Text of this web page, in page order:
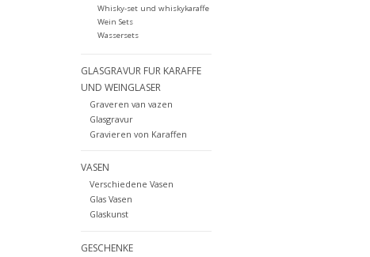
Whisky-set und whiskykaraffe
Wein Sets
Wassersets
GLASGRAVUR FUR KARAFFE
UND WEINGLASER
Graveren van vazen
Glasgravur
Gravieren von Karaffen
VASEN
Verschiedene Vasen
Glas Vasen
Glaskunst
GESCHENKE